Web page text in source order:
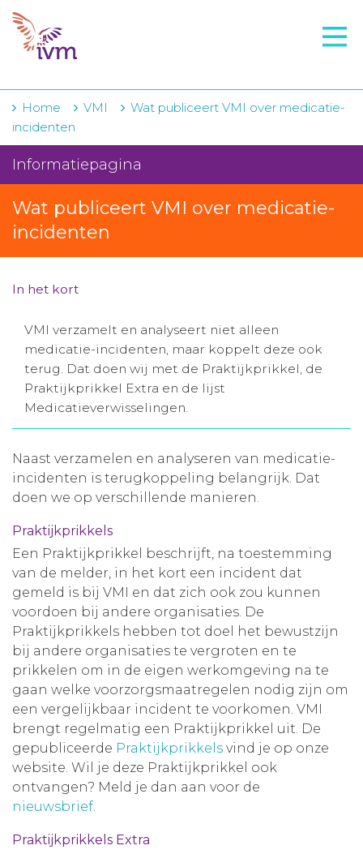
VMI
IVM-academie
Zorginstellingen
Voorschrijfgedrag
Projecten
Over IVM
Winkelwagentje
Aanmelden nieuwsbrief
Toegang leeromgeving
Home VMI
Wat publiceert VMI over medicatie-
incidenten
Informatiepagina
Wat publiceert VMI over medicatie-
incidenten
In het kort
VMI verzamelt en analyseert niet alleen
medicatie-incidenten, maar koppelt deze ook
terug. Dat doen wij met de Praktijkprikkel, de
Praktijkprikkel Extra en de lijst
Medicatieverwisselingen.
Naast verzamelen en analyseren van medicatie-
incidenten is terugkoppeling belangrijk. Dat
doen we op verschillende manieren.
Praktijkprikkels
Een Praktijkprikkel beschrijft, na toestemming
van de melder, in het kort een incident dat
gemeld is bij VMI en dat zich ook zou kunnen
voordoen bij andere organisaties. De
Praktijkprikkels hebben tot doel het bewustzijn
bij andere organisaties te vergroten en te
prikkelen om in de eigen werkomgeving na te
gaan welke voorzorgsmaatregelen nodig zijn om
een vergelijkbaar incident te voorkomen. VMI
brengt regelmatig een Praktijkprikkel uit. De
gepubliceerde Praktijkprikkels vind je op onze
website. Wil je deze Praktijkprikkel ook
ontvangen? Meld je dan aan voor de
nieuwsbrief.
Praktijkprikkels Extra